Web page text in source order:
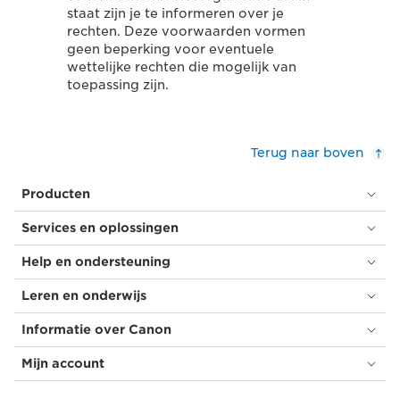
staat zijn je te informeren over je
rechten. Deze voorwaarden vormen
geen beperking voor eventuele
wettelijke rechten die mogelijk van
toepassing zijn.
Terug naar boven
Producten
Services en oplossingen
Help en ondersteuning
Leren en onderwijs
Informatie over Canon
Mijn account